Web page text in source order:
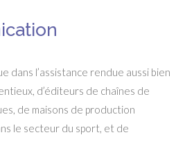
dans l’assistance rendue aussi bien
d’éditeurs de chaînes de
de maisons de production
le secteur du sport, et de